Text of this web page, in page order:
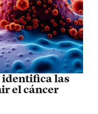
las
el cáncer